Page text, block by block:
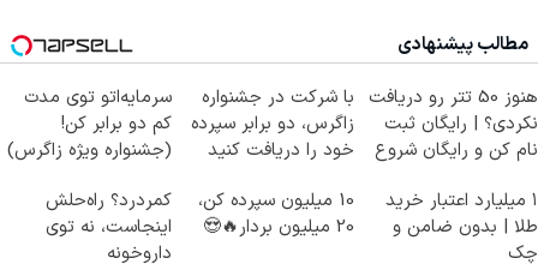
مطالب پیشنهادی
هنوز 50 تتر رو دریافت
نکردی؟ | رایگان ثبت
نام کن و رایگان شروع
با شرکت در جشنواره
زاگرس، دو برابر سپرده
خود را دریافت کنید
سرمایه‌اتو توی مدت
کم دو برابر کن!
(جشنواره ویژه زاگرس)
۱ میلیارد اعتبار خرید
طلا | بدون ضامن و
چک
10 میلیون سپرده کن،
20 میلیون بردار🔥😍
کمردرد؟ راه‌حلش
اینجاست، نه توی
داروخونه